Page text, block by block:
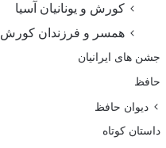
کورش و یونانیان آسیا
همسر و فرزندان کورش
جشن های ایرانیان
حافظ
دیوان حافظ
داستان کوتاه